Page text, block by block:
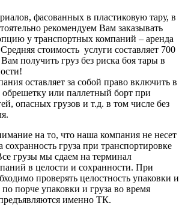
фасованных в пластиковую тару, в
рекомендуем Вам заказывать
у транспортных компаний – аренда
стоимость услуги составляет 700
получить груз без риска боя тары в
оставляет за собой право включить в
обрешетку или паллетный борт при
опасных грузов и т.д. в том числе без
на то, что наша компания не несет
сохранность груза при транспортировке
грузы мы сдаем на терминал
в целости и сохранности. При
проверять целостность упаковки и
порче упаковки и груза во время
именно ТК.